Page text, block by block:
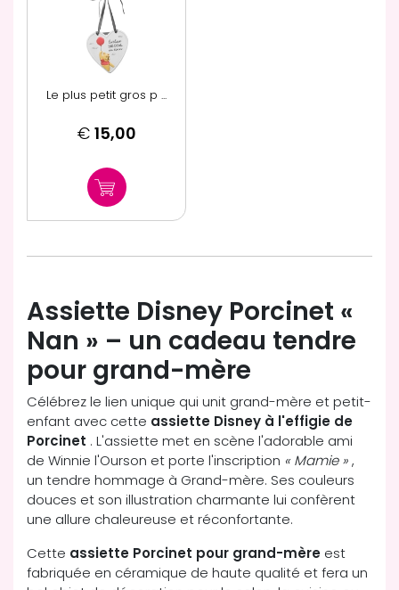
Le plus petit gros p ...
€ 15,00
Assiette Disney Porcinet «
Nan » – un cadeau tendre
pour grand-mère
Célébrez le lien unique qui unit grand-mère et petit-
enfant avec cette assiette Disney à l'effigie de
Porcinet . L'assiette met en scène l'adorable ami
de Winnie l'Ourson et porte l'inscription « Mamie »,
un tendre hommage à Grand-mère. Ses couleurs
douces et son illustration charmante lui confèrent
une allure chaleureuse et réconfortante.
Cette assiette Porcinet pour grand-mère est
fabriquée en céramique de haute qualité et fera un